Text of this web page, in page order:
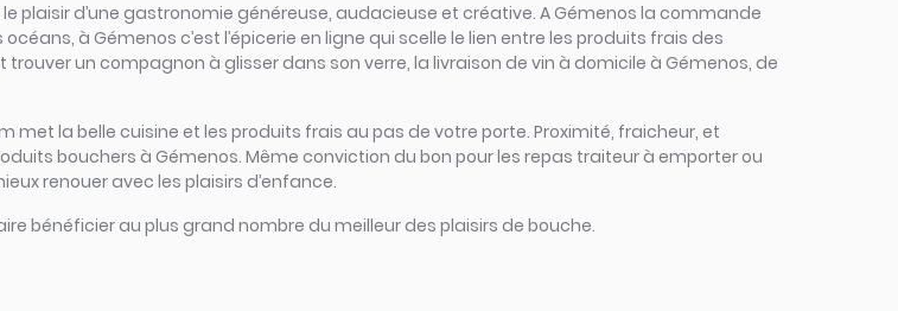
plaisir d’une gastronomie généreuse, audacieuse et créative. A Gémenos la commande
à Gémenos c’est l’épicerie en ligne qui scelle le lien entre les produits frais des
un compagnon à glisser dans son verre, la livraison de vin à domicile à Gémenos, de
la belle cuisine et les produits frais au pas de votre porte. Proximité, fraicheur, et
bouchers à Gémenos. Même conviction du bon pour les repas traiteur à emporter ou
renouer avec les plaisirs d’enfance.
bénéficier au plus grand nombre du meilleur des plaisirs de bouche.